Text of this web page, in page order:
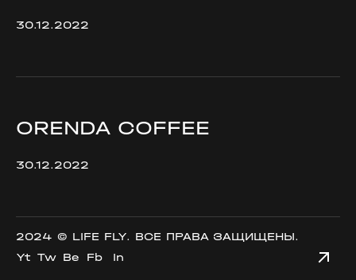
30.12.2022
ORENDA COFFEE
30.12.2022
2024 © LIFE FLY. ВСЕ ПРАВА ЗАЩИЩЕНЫ.
Yt Tw Be Fb In